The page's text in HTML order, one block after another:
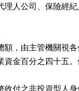
理人公司、保險經
額，由主管機關視
資金百分之四十五
收付之非投資型人